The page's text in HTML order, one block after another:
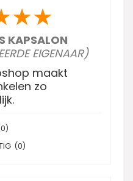
★★
KAPSALON
EIGENAAR)
maakt
zo
0)
(0)